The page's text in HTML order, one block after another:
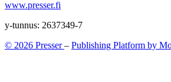
www.presser.fi
y-tunnus: 2637349-7
© 2026 Presser– Publishing Platform by